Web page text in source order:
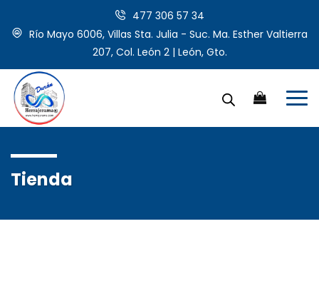
477 306 57 34
Río Mayo 6006, Villas Sta. Julia - Suc. Ma. Esther Valtierra
207, Col. León 2 | León, Gto.
Tienda